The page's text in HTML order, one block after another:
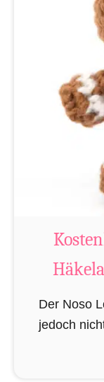
Der Noso
jedoch